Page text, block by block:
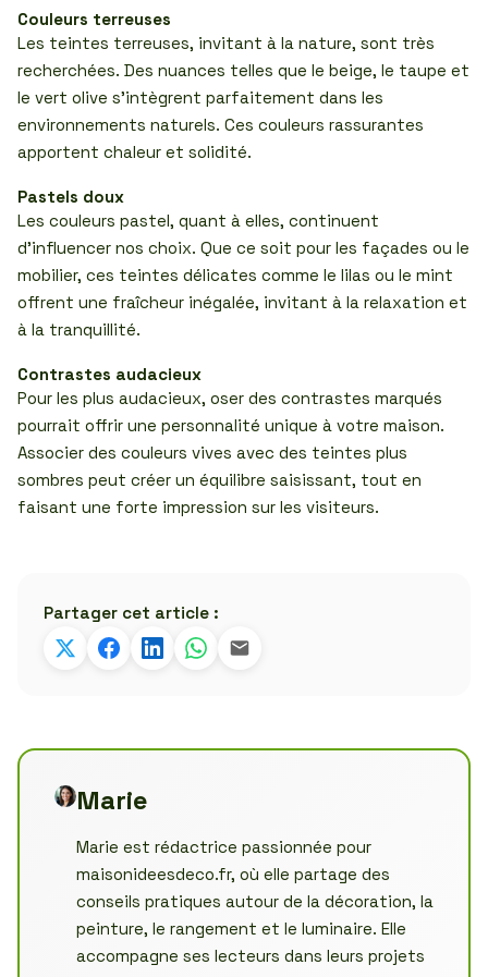
Couleurs terreuses
Les teintes terreuses, invitant à la nature, sont très
recherchées. Des nuances telles que le beige, le taupe et
le vert olive s’intègrent parfaitement dans les
environnements naturels. Ces couleurs rassurantes
apportent chaleur et solidité.
Pastels doux
Les couleurs pastel, quant à elles, continuent
d’influencer nos choix. Que ce soit pour les façades ou le
mobilier, ces teintes délicates comme le lilas ou le mint
offrent une fraîcheur inégalée, invitant à la relaxation et
à la tranquillité.
Contrastes audacieux
Pour les plus audacieux, oser des contrastes marqués
pourrait offrir une personnalité unique à votre maison.
Associer des couleurs vives avec des teintes plus
sombres peut créer un équilibre saisissant, tout en
faisant une forte impression sur les visiteurs.
Partager cet article :
Marie
Marie est rédactrice passionnée pour
maisonideesdeco.fr, où elle partage des
conseils pratiques autour de la décoration, la
peinture, le rangement et le luminaire. Elle
accompagne ses lecteurs dans leurs projets